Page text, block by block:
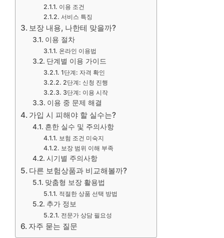
이용 조건
서비스 특징
보장 내용, 나한테 맞을까?
이용 절차
온라인 이용법
단계별 이용 가이드
1단계: 자격 확인
2단계: 신청 진행
3단계: 이용 시작
이용 중 문제 해결
가입 시 피해야 할 실수는?
흔한 실수 및 주의사항
보험 조건 미숙지
보장 범위 이해 부족
시기별 주의사항
다른 보험상품과 비교해볼까?
맞춤형 보장 활용법
적절한 상품 선택 방법
추가 정보
전문가 상담 필요성
자주 묻는 질문